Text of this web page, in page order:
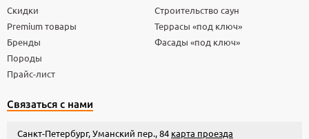
Скидки
Premium товары
Бренды
Породы
Прайс-лист
Строительство саун
Террасы «под ключ»
Фасады «под ключ»
Связаться с нами
Санкт-Петербург, Уманский пер., 84 карта проезда